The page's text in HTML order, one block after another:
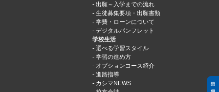
出願～入学までの流れ
生徒募集要項・出願書類
学費・ローンについて
デジタルパンフレット
学校生活
選べる学習スタイル
学習の進め方
オプションコース紹介
進路指導
カシマNEWS